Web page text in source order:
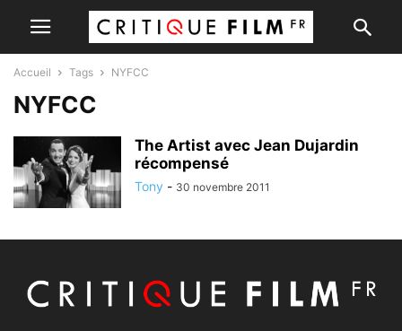
Accueil Tags NYFCC
NYFCC
The Artist avec Jean Dujardin
récompensé
Tony - 30 novembre 2011